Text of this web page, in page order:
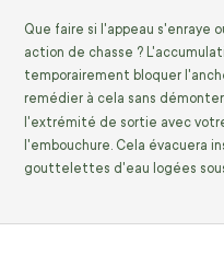
Que faire si l'appeau s'enraye
action de chasse ?
temporairement bloquer
remédier à cela sans
l'extrémité de sortie avec
l'embouchure. Cela évacuera
gouttelettes d'eau logées